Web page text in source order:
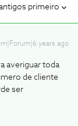
primeiro
years ago
averiguar toda
de cliente
ser